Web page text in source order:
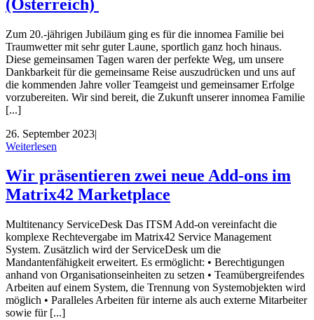
(Österreich)
Zum 20.-jährigen Jubiläum ging es für die innomea Familie bei
Traumwetter mit sehr guter Laune, sportlich ganz hoch hinaus.
Diese gemeinsamen Tagen waren der perfekte Weg, um unsere
Dankbarkeit für die gemeinsame Reise auszudrücken und uns auf
die kommenden Jahre voller Teamgeist und gemeinsamer Erfolge
vorzubereiten. Wir sind bereit, die Zukunft unserer innomea Familie
[...]
26. September 2023|
Weiterlesen
Wir präsentieren zwei neue Add-ons im
Matrix42 Marketplace
Multitenancy ServiceDesk Das ITSM Add-on vereinfacht die
komplexe Rechtevergabe im Matrix42 Service Management
System. Zusätzlich wird der ServiceDesk um die
Mandantenfähigkeit erweitert. Es ermöglicht: • Berechtigungen
anhand von Organisationseinheiten zu setzen • Teamübergreifendes
Arbeiten auf einem System, die Trennung von Systemobjekten wird
möglich • Paralleles Arbeiten für interne als auch externe Mitarbeiter
sowie für [...]